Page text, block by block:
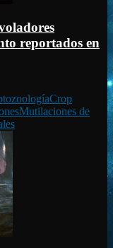
reportados en
Crop
Mutilaciones de